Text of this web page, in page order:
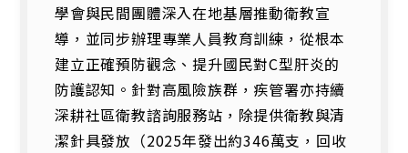
學會與民間團體深入在地基層推動衛教宣
導，並同步辦理專業人員教育訓練，從根本
建立正確預防觀念、提升國民對C型肝炎的
防護認知。針對高風險族群，疾管署亦持續
深耕社區衛教諮詢服務站，除提供衛教與清
潔針具發放（2025年發出約346萬支，回收